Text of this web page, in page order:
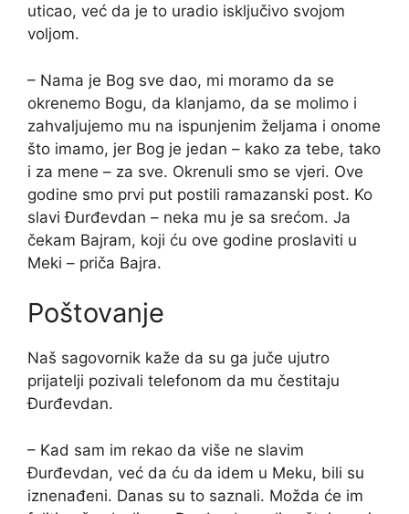
uticao, već da je to uradio isključivo svojom
voljom.
– Nama je Bog sve dao, mi moramo da se
okrenemo Bogu, da klanjamo, da se molimo i
zahvaljujemo mu na ispunjenim željama i onome
što imamo, jer Bog je jedan – kako za tebe, tako
i za mene – za sve. Okrenuli smo se vjeri. Ove
godine smo prvi put postili ramazanski post. Ko
slavi Đurđevdan – neka mu je sa srećom. Ja
čekam Bajram, koji ću ove godine proslaviti u
Meki – priča Bajra.
Poštovanje
Naš sagovornik kaže da su ga juče ujutro
prijatelji pozivali telefonom da mu čestitaju
Đurđevdan.
– Kad sam im rekao da više ne slavim
Đurđevdan, već da ću da idem u Meku, bili su
iznenađeni. Danas su to saznali. Možda će im